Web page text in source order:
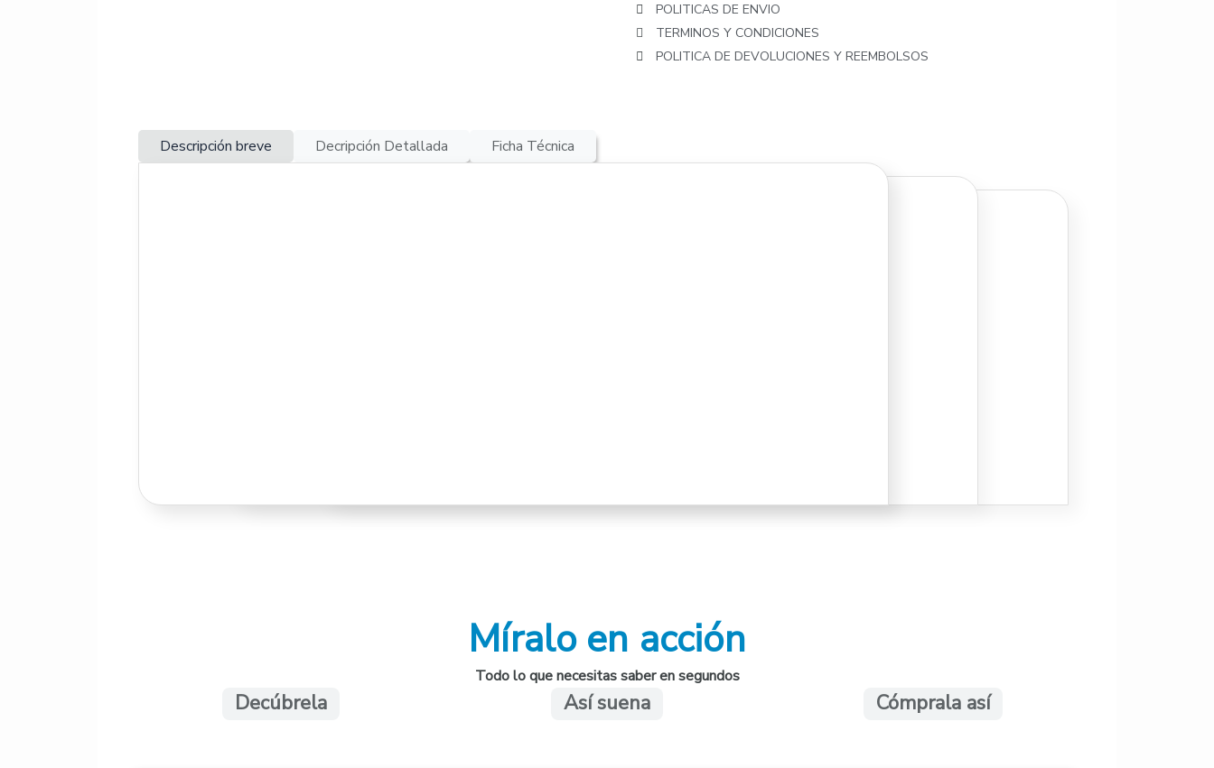
POLITICAS DE ENVIO
TERMINOS Y CONDICIONES
POLITICA DE DEVOLUCIONES Y REEMBOLSOS
Descripción breve Decripción Detallada Ficha Técnica
Míralo en acción
Todo lo que necesitas saber en segundos
Decúbrela Así suena Cómprala así